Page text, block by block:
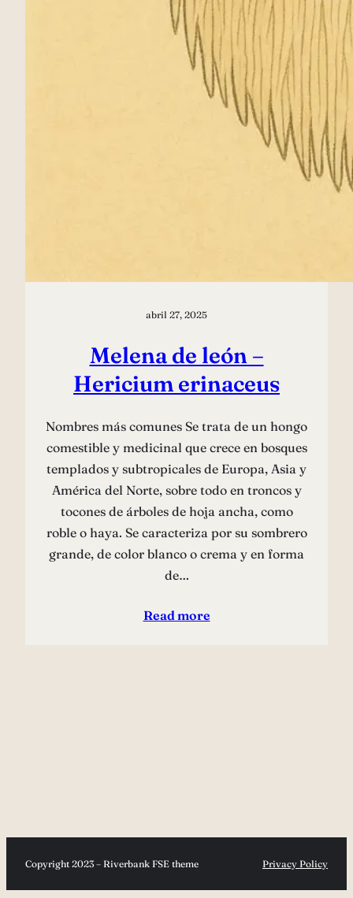
abril 27, 2025
Melena de león –
Hericium erinaceus
Nombres más comunes Se trata de un hongo
comestible y medicinal que crece en bosques
templados y subtropicales de Europa, Asia y
América del Norte, sobre todo en troncos y
tocones de árboles de hoja ancha, como
roble o haya. Se caracteriza por su sombrero
grande, de color blanco o crema y en forma
de…
Read more
Copyright 2023 – Riverbank FSE theme Privacy Policy